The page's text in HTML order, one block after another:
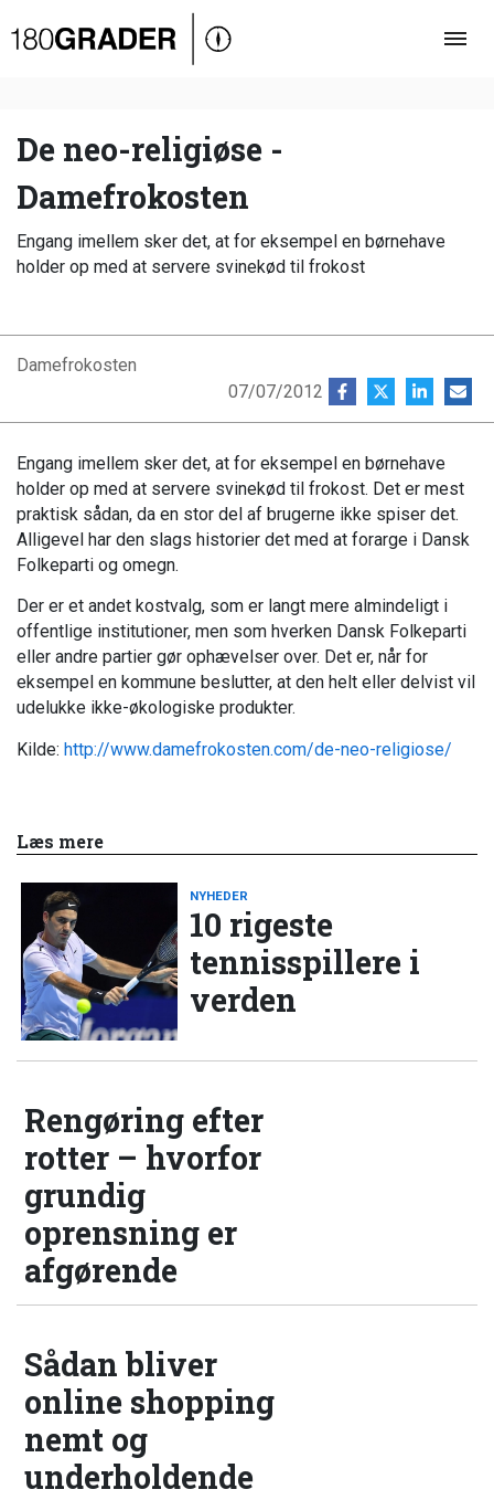
Oversigt
Debat
Video
Podcast
De neo-religiøse -
Damefrokosten
Engang imellem sker det, at for eksempel en børnehave
holder op med at servere svinekød til frokost
Damefrokosten
07/07/2012
Engang imellem sker det, at for eksempel en børnehave
holder op med at servere svinekød til frokost. Det er mest
praktisk sådan, da en stor del af brugerne ikke spiser det.
Alligevel har den slags historier det med at forarge i Dansk
Folkeparti og omegn.
Der er et andet kostvalg, som er langt mere almindeligt i
offentlige institutioner, men som hverken Dansk Folkeparti
eller andre partier gør ophævelser over. Det er, når for
eksempel en kommune beslutter, at den helt eller delvist vil
udelukke ikke-økologiske produkter.
Kilde: http://www.damefrokosten.com/de-neo-religiose/
Læs mere
NYHEDER
10 rigeste
tennisspillere i
verden
Rengøring efter
rotter – hvorfor
grundig
oprensning er
afgørende
Sådan bliver
online shopping
nemt og
underholdende